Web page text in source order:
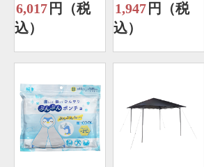
6,017 円（税
込）
1,947 円（税
込）